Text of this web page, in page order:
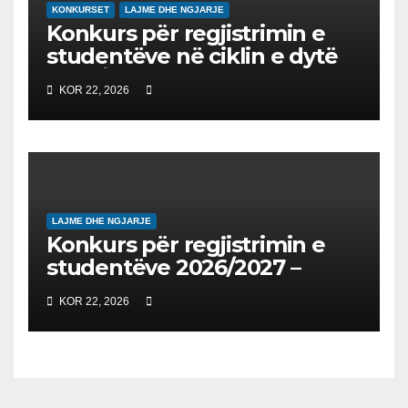
KONKURSET LAJME DHE NGJARJE
Konkurs për regjistrimin e
studentëve në ciklin e dytë
2026/2027 – Конкурс за
запишување на студенти
на втор циклус студии за
2026/2027
KOR 22, 2026
LAJME DHE NGJARJE
Konkurs për regjistrimin e
studentëve 2026/2027 –
Конкурс за запишување на
студенти за 2026/2027
KOR 22, 2026